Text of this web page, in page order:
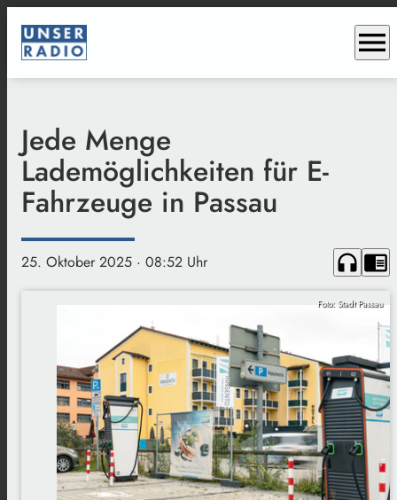
menu
Jede Menge
Lademöglichkeiten für E-
Fahrzeuge in Passau
25. Oktober 2025 · 08:52 Uhr headphones chrome_reader_mode
Foto: Stadt Passau